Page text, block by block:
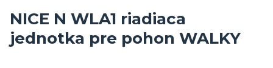
NICE N WLA1 riadiaca
jednotka pre pohon WALKY